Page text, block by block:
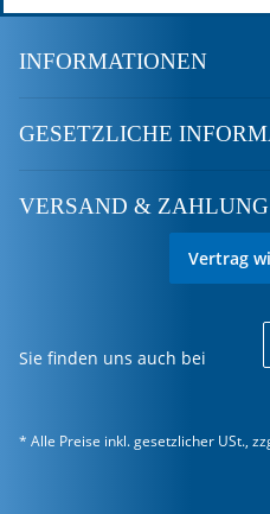
INFORMATIONEN
GESETZLICHE
VERSAND & ZAHLUNG
Vertrag
Sie finden uns auch bei
* Alle Preise inkl. gesetzlicher USt.,